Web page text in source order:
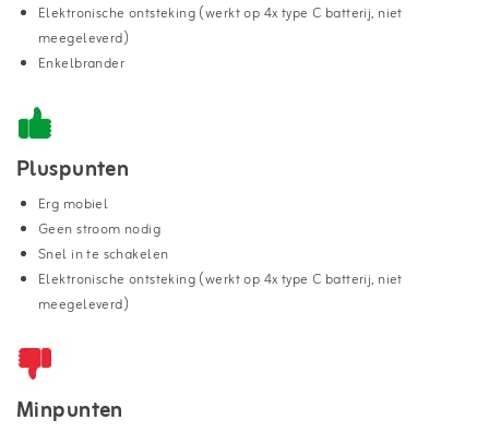
Elektronische ontsteking (werkt op 4x type C batterij, niet
meegeleverd)
Enkelbrander
Pluspunten
Erg mobiel
Geen stroom nodig
Snel in te schakelen
Elektronische ontsteking (werkt op 4x type C batterij, niet
meegeleverd)
Minpunten